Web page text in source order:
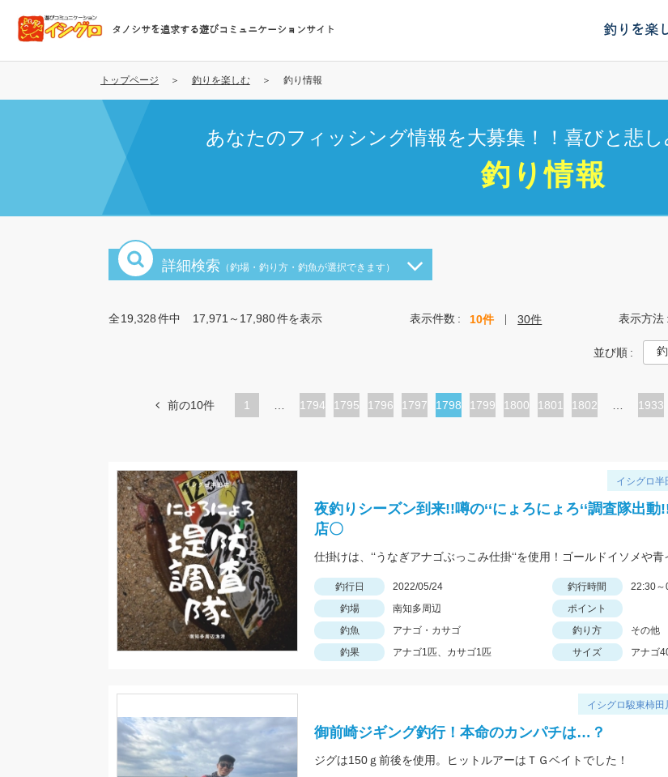
コ
テ
タノシサを追求する遊びコミュニケーションサイト 釣りを楽
トップページ 釣りを楽しむ 釣り情報
あなたのフィッシング情報を大募集！！喜びと悲し
釣り情報
詳細検索 （釣場・釣り方・釣魚が選択できます）
全19,328件中 17,971～17,980件を表示 表示件数 10件 30件 表示方法
並び順
前の10件 1
ペ
1794
ペ
1795
ペ
1796
ペ
1797
カ
ペ
ジ
1798
ペ
1799
ペ
1800
ペ
1801
ペ
1802 1933
イシグロ半
夜釣りシーズン到来!!噂の‘‘にょろにょろ‘‘調査隊出動
店〇
釣行日 2022/05/24 釣行時間
22:30～
釣場
南知多周辺
ポイント
釣魚
アナゴ・カサゴ 釣り方
その他
釣果
アナゴ1匹、カサゴ1匹 サイズ アナゴ
イシグロ駿東柿田
御前崎ジギング釣行！本命のカンパチは…？
ジグは150ｇ前後を使用。ヒットルアーはＴＧベイトでした！